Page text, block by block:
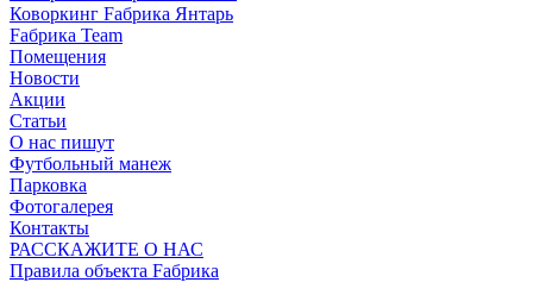
Коворкинг Fабрика Янтарь
Fабрика Team
Помещения
Новости
Акции
Статьи
О нас пишут
Футбольный манеж
Парковка
Фотогалерея
Контакты
РАССКАЖИТЕ О НАС
Правила объекта Fабрика